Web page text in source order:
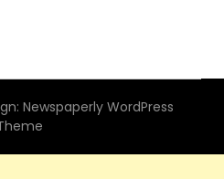
Newspaperly WordPress